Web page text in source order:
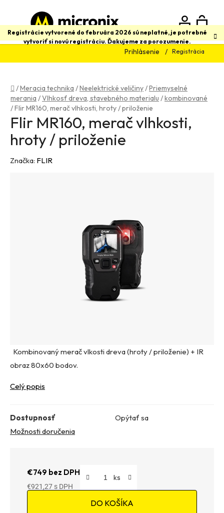
obsah
Registrácie vytvorené do februára 2026 sú neplatné, je potrebné
vytvoriť si novú registráciu. Ďakujeme za porozumenie.
Prihlásenie Registrácia
Hľadať
Domov
/Meracia technika /Neelektrické veličiny/Priemyselné
merania /Vlhkosť dreva, stavebného materialu /kombinované
/Flir MR160, merač vlhkosti, hroty / priloženie
Kombinovaný merač vlkosti dreva (hroty / priloženie) + IR
obraz 80x60 bodov.
Celý popis
Dostupnosť
Opýtať sa
Možnosti doručenia
€749 bez DPH
€921,27
DO KOŠÍKA
Flir MR160, merač vlhkosti,
hroty / priloženie
Značka: FLIR